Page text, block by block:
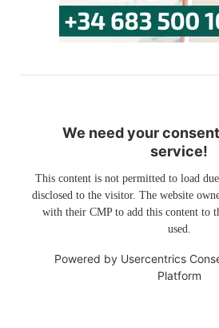
We need your
service!
This content is not permitted to load
disclosed to the visitor. The website
with their CMP to add this content to
used.
Powered by Usercentrics
Platform